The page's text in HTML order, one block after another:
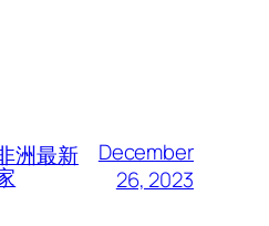
洲最新
December
26, 2023